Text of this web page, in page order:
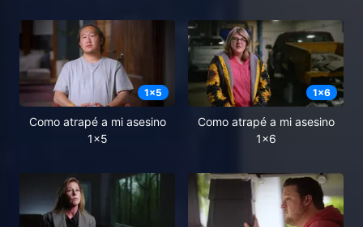
1x5
Como atrapé a mi asesino
1x5
1x6
Como atrapé a mi asesino
1x6